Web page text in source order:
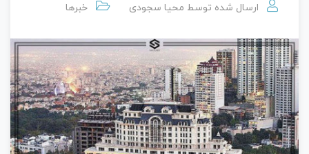
ارسال شده توسط محیا سجودی خبرها